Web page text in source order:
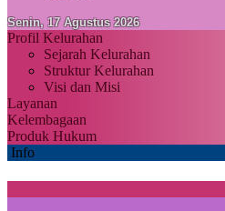
Senin, 17 Agustus 2026
Profil Kelurahan
Sejarah Kelurahan
Struktur Kelurahan
Visi dan Misi
Layanan
Kelembagaan
Produk Hukum
Info